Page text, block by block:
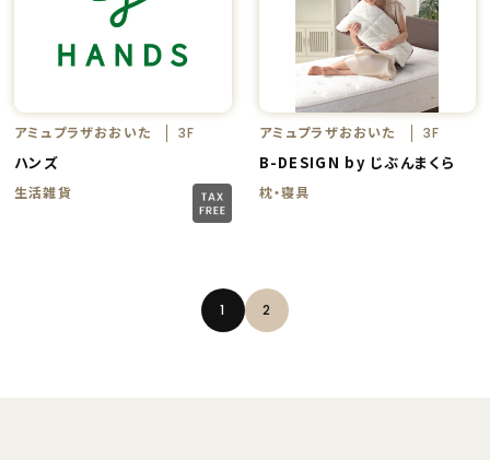
アミュプラザおおいた 3F
ハンズ
生活雑貨
アミュプラザおおいた 3F
B-DESIGN by じぶんまくら
枕・寝具
1 2